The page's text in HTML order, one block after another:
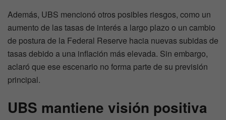
Además, UBS mencionó otros posibles riesgos, como un
aumento de las tasas de interés a largo plazo o un cambio
de postura de la Federal Reserve hacia nuevas subidas de
tasas debido a una inflación más elevada. Sin embargo,
aclaró que ese escenario no forma parte de su previsión
principal.
UBS mantiene visión positiva